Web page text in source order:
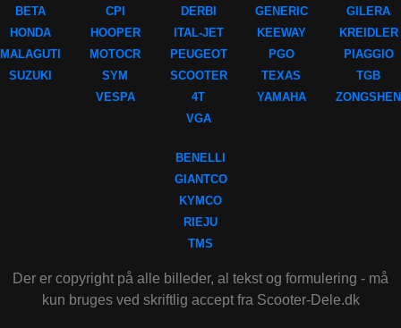
BETA
HONDA
MALAGUTI
SUZUKI
CPI
HOOPER
MOTOCR
SYM
VESPA
DERBI
ITAL-JET
PEUGEOT
SCOOTER
4T
VGA
GENERIC
KEEWAY
PGO
TEXAS
YAMAHA
GILERA
KREIDLER
PIAGGIO
TGB
ZONGSHEN
BENELLI
GIANTCO
KYMCO
RIEJU
TMS
Der er copyright på alle billeder, al tekst og formulering - må
kun bruges ved skriftlig accept fra Scooter-Dele.dk